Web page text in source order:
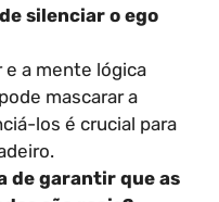
silenciar o ego
a mente lógica
mascarar a
los é crucial para
de garantir que as